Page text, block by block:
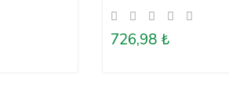
726,98 ₺